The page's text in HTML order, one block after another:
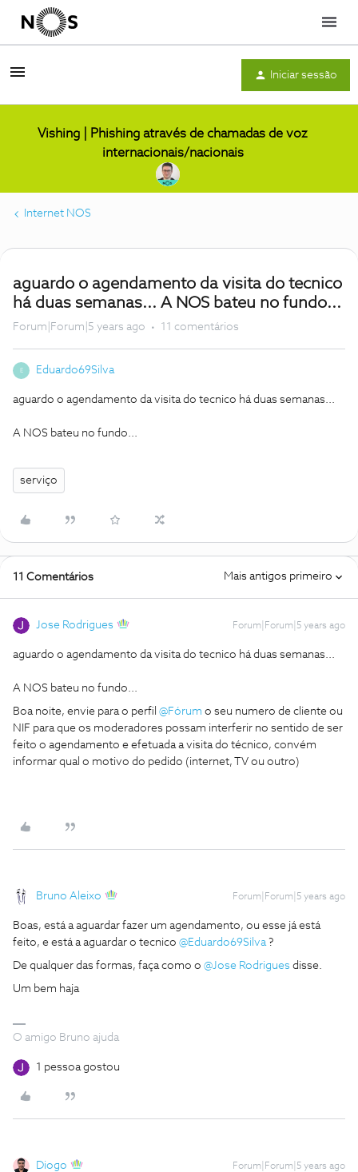
Menu
Iniciar sessão
Vishing | Phishing através de chamadas de voz
internacionais/nacionais
Internet NOS
aguardo o agendamento da visita do tecnico
há duas semanas... A NOS bateu no fundo...
Forum|Forum|5 years ago 11 comentários
E Eduardo69Silva
aguardo o agendamento da visita do tecnico há duas semanas...
A NOS bateu no fundo...
serviço
11 Comentários Mais antigos primeiro
Jose Rodrigues Forum|Forum|5 years ago
aguardo o agendamento da visita do tecnico há duas semanas...
A NOS bateu no fundo...
Boa noite, envie para o perfil @Fórum o seu numero de cliente ou
NIF para que os moderadores possam interferir no sentido de ser
feito o agendamento e efetuada a visita do técnico, convém
informar qual o motivo do pedido (internet, TV ou outro)
Bruno Aleixo Forum|Forum|5 years ago
Boas, está a aguardar fazer um agendamento, ou esse já está
feito, e está a aguardar o tecnico @Eduardo69Silva?
De qualquer das formas, faça como o @Jose Rodrigues disse.
Um bem haja
O amigo Bruno ajuda
1 pessoa gostou
Diogo Forum|Forum|5 years ago